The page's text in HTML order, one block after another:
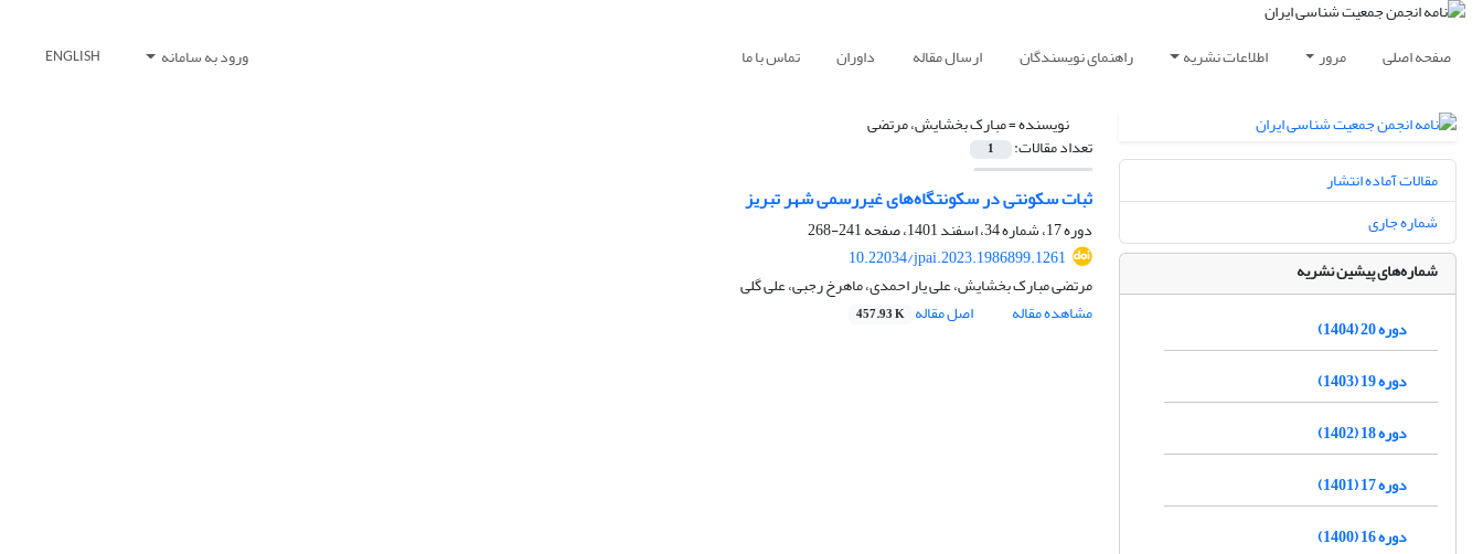
صفحه اصلی مرور اطلاعات نشریه راهنمای نویسندگان ارسال مقاله داوران تماس با ما ورود به سامانه ENGLISH
نویسنده =مبارک بخشایش، مرتضی
تعداد مقالات: 1
ثبات سکونتی در سکونتگاه‌های غیررسمی شهر تبریز
دوره 17، شماره 34، اسفند 1401، صفحه
241-268
10.22034/jpai.2023.1986899.1261
مرتضی مبارک بخشایش، علی یار احمدی، ماهرخ رجبی، علی گلی
مشاهده مقاله
اصل مقاله 457.93 K
مقالات آماده انتشار
شماره جاری
شماره‌های پیشین نشریه
دوره 20 (1404)
دوره 19 (1403)
دوره 18 (1402)
دوره 17 (1401)
دوره 16 (1400)